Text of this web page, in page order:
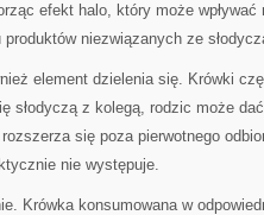
efekt halo, który może
niezwiązanych ze
element dzielenia się. Krówki
słodyczą z kolegą, rodzic może
się poza pierwotnego
nie występuje.
Krówka konsumowana w